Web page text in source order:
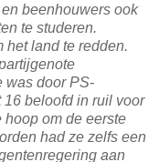
beenhouwers ook
te studeren.
het land te redden.
was door PS-
16 beloofd in ruil voor
om de eerste
had ze zelfs een
aan